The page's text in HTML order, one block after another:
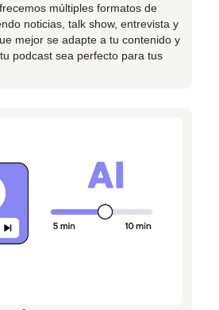
múltiples formatos de
noticias, talk show, entrevista y
mejor se adapte a tu contenido y
podcast sea perfecto para tus